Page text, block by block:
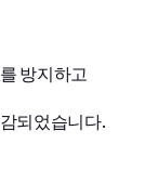
방지하고
되었습니다.